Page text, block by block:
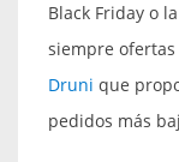
Black Friday o
siempre
Druni que
pedidos más